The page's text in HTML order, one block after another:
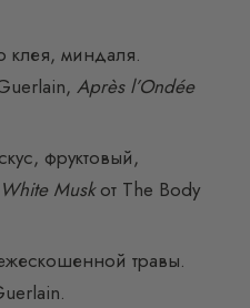
клея, миндаля.
Après l’Ondée
фруктовый,
White Muskот The Body
травы.